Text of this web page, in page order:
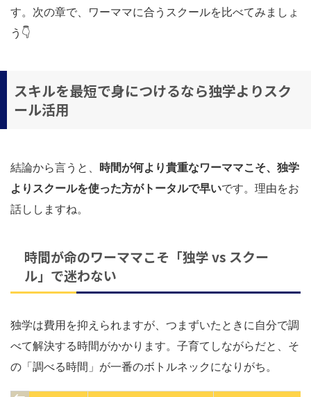
す。次の章で、ワーママに合うスクールを比べてみましょ
う👇
スキルを最短で身につけるなら独学よりスク
ール活用
結論から言うと、 時間が何より貴重なワーママこそ、独学
よりスクールを使った方がトータルで早いです。理由をお
話ししますね。
時間が命のワーママこそ「独学 vs スクー
ル」で迷わない
独学は費用を抑えられますが、つまずいたときに自分で調
べて解決する時間がかかります。子育てしながらだと、そ
の「調べる時間」が一番のボトルネックになりがち。